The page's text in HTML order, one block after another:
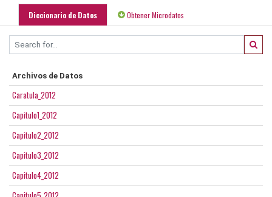
Diccionario de Datos Obtener Microdatos
Archivos de Datos
Caratula_2012
Capitulo1_2012
Capitulo2_2012
Capitulo3_2012
Capitulo4_2012